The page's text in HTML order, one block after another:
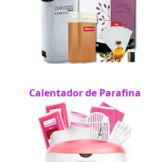
Calentador de Parafina